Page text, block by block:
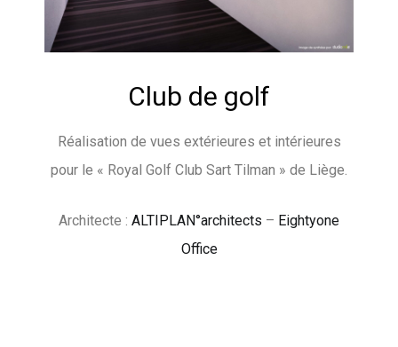
Club de golf
Réalisation de vues extérieures et intérieures
pour le « Royal Golf Club Sart Tilman » de Liège.
Architecte : ALTIPLAN°architects – Eightyone
Office